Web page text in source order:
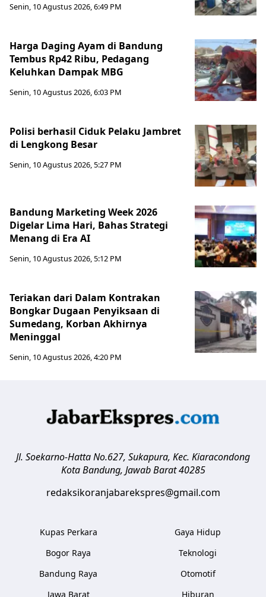
Senin, 10 Agustus 2026, 6:49 PM
Harga Daging Ayam di Bandung
Tembus Rp42 Ribu, Pedagang
Keluhkan Dampak MBG
Senin, 10 Agustus 2026, 6:03 PM
Polisi berhasil Ciduk Pelaku Jambret
di Lengkong Besar
Senin, 10 Agustus 2026, 5:27 PM
Bandung Marketing Week 2026
Digelar Lima Hari, Bahas Strategi
Menang di Era AI
Senin, 10 Agustus 2026, 5:12 PM
Teriakan dari Dalam Kontrakan
Bongkar Dugaan Penyiksaan di
Sumedang, Korban Akhirnya
Meninggal
Senin, 10 Agustus 2026, 4:20 PM
Jl. Soekarno-Hatta No.627, Sukapura, Kec. Kiaracondong
Kota Bandung, Jawab Barat 40285
redaksikoranjabarekspres@gmail.com
Kupas Perkara
Bogor Raya
Bandung Raya
Jawa Barat
Gaya Hidup
Teknologi
Otomotif
Hiburan